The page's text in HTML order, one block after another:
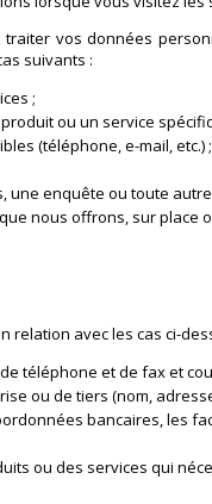
vos données
suivants :
;
ou un service
(téléphone, e-mail, etc.) ;
enquête ou toute
nous offrons, sur place
avec les cas ci-
téléphone et de fax et
ou de tiers (nom,
bancaires, les
ou des services qui